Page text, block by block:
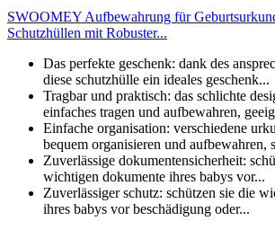
SWOOMEY Aufbewahrung für
Schutzhüllen mit Robuster...
Das perfekte geschenk: dank des
diese schutzhülle ein ideales geschenk...
Tragbar und praktisch: das schlichte
einfaches tragen und aufbewahren,
Einfache organisation: verschiedene
bequem organisieren und aufbewahren,
Zuverlässige dokumentensicherheit:
wichtigen dokumente ihres babys vor...
Zuverlässiger schutz: schützen sie die
ihres babys vor beschädigung oder...